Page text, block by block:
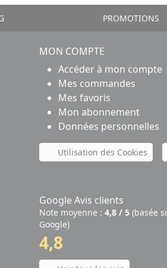
PROMOTIONS
MON COMPTE
Accéder à mon compte
Mes commandes
Mes favoris
Mon abonnement
Données personnelles
Utilisation des Cookies
Google Avis clients
Note moyenne : 4,8 / 5 (basée
Google)
4,8